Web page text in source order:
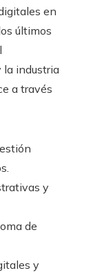
en
últimos
la industria
a través
y
de
y